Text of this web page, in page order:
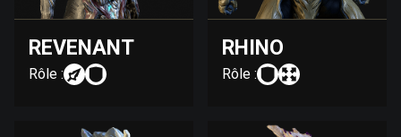
REVENANT
Rôle :
RHINO
Rôle :